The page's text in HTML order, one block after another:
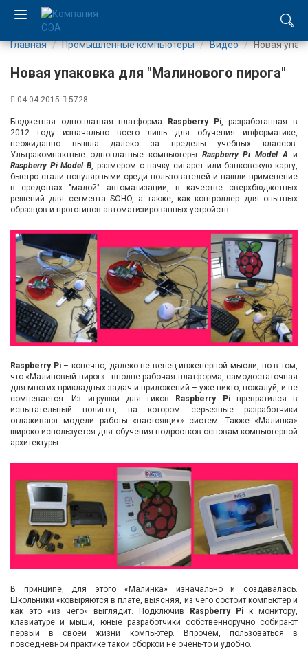
Компания
Каталог
Производство
Новости
Вакансии
Вход/
авторизация
Производители
Контакты
Доставка
Тех.
поддержка
Блог
Главная Промышленные компьютеры Видео Новая
Новая упаковка для "Малинового пирога"
04.04.2015 5728
Бюджетная одноплатная платформа Raspberry Pi, разработанная в
2012 году изначально всего лишь для обучения информатике,
неожиданно вышла далеко за пределы учебных классов.
Ультракомпактные одноплатные компьютеры Raspberry Pi Model A и
Raspberry Pi Model B, размером с пачку сигарет или банковскую карту,
быстро стали популярными среди пользователей и нашли применение
в средствах "малой" автоматизации, в качестве сверхбюджетных
решений для сегмента SOHO, а также, как контроллер для опытных
образцов и прототипов автоматизированных устройств.
Raspberry Pi– конечно, далеко не венец инженерной мысли, но в том,
что «Малиновый пирог» - вполне рабочая платформа, самодостаточная
для многих прикладных задач и приложений – уже никто, пожалуй, и не
сомневается. Из игрушки для гиков
Raspberry Piпревратился в
испытательный полигон, на котором серьезные разработчики
отлаживают модели работы «настоящих» систем. Также «Малинка»
широко используется для обучения подростков основам компьютерной
архитектуры.
В принципе, для этого «Малинка» изначально и создавалась.
Школьники «ковыряются в плате, выясняя, из чего состоит компьютер и
как это «из чего» выглядит. Подключив
Raspberry Pi к монитору,
клавиатуре и мыши, юные разработчики собственноручно собирают
первый в своей жизни компьютер. Впрочем, пользоваться в
повседневной практике такой сборкой не очень-то и удобно.